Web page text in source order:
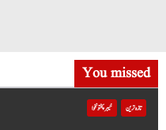
You missed
تازہ ترین خیبر پختونخوا